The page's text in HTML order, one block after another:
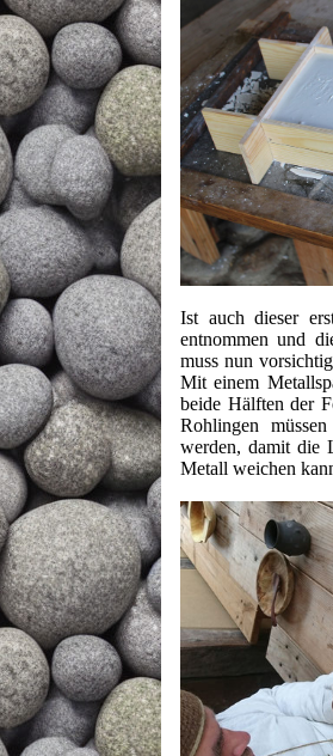
Ist auch dieser
entnommen und
muss nun
Mit einem
beide Hälften der
Rohlingen
werden, damit die
Metall weichen